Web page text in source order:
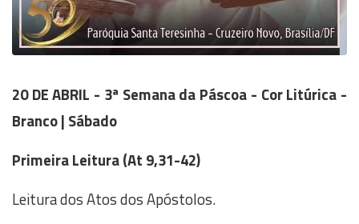
20 DE ABRIL - 3ª Semana da Páscoa - Cor Litúrica -
Branco | Sábado
Primeira Leitura(At 9,31-42)
Leitura dos Atos dos Apóstolos.